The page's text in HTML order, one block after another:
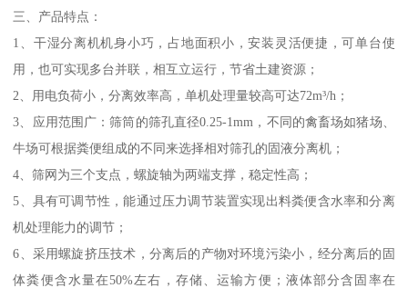
三、产品特点：
1、干湿分离机机身小巧，占地面积小，安装灵活便捷，可单台使
用，也可实现多台并联，相互立运行，节省土建资源；
2、用电负荷小，分离效率高，单机处理量较高可达72m³/h；
3、应用范围广：筛筒的筛孔直径0.25-1mm，不同的禽畜场如猪场、
牛场可根据粪便组成的不同来选择相对筛孔的固液分离机；
4、筛网为三个支点，螺旋轴为两端支撑，稳定性高；
5、具有可调节性，能通过压力调节装置实现出料粪便含水率和分离
机处理能力的调节；
6、采用螺旋挤压技术，分离后的产物对环境污染小，经分离后的固
体粪便含水量在50%左右，存储、运输方便；液体部分含固率在